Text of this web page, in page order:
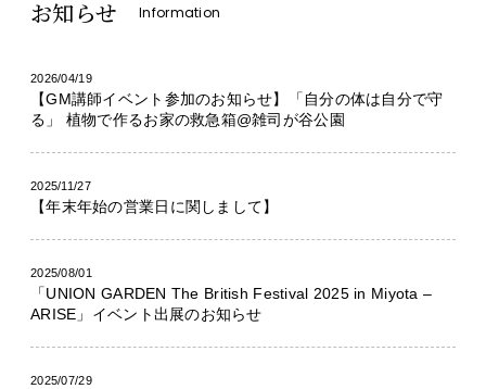
お知らせ Information
2026/04/19
【GM講師イベント参加のお知らせ】「自分の体は自分で守
る」 植物で作るお家の救急箱@雑司が谷公園
2025/11/27
【年末年始の営業日に関しまして】
2025/08/01
「UNION GARDEN The British Festival 2025 in Miyota –
ARISE」イベント出展のお知らせ
2025/07/29